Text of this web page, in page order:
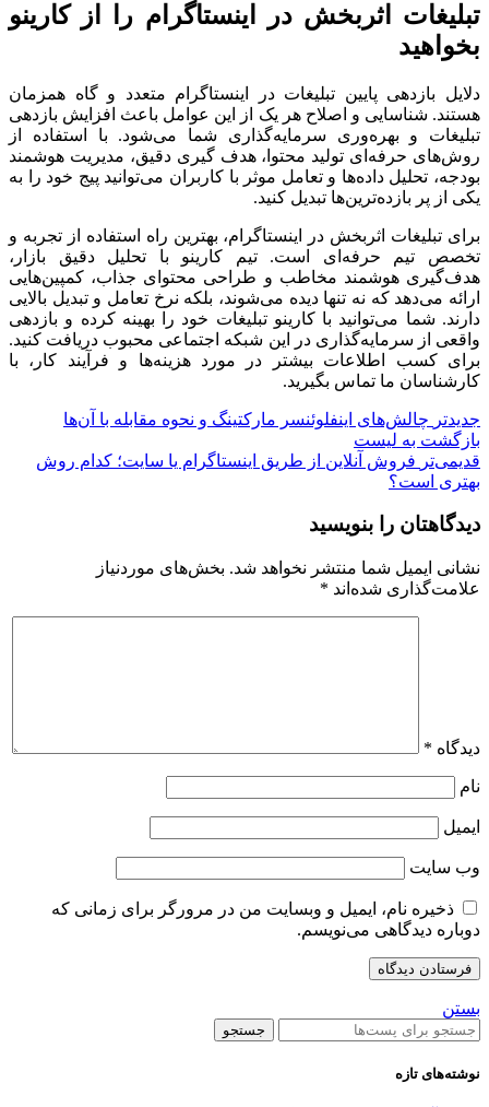
تبلیغات اثربخش در اینستاگرام را از کارینو
بخواهید
دلایل بازدهی پایین تبلیغات در اینستاگرام متعدد و گاه همزمان
هستند. شناسایی و اصلاح هر یک از این عوامل باعث افزایش بازدهی
تبلیغات و بهره‌وری سرمایه‌گذاری شما می‌شود. با استفاده از
روش‌های حرفه‌ای تولید محتوا، هدف ‌گیری دقیق، مدیریت هوشمند
بودجه، تحلیل داده‌ها و تعامل موثر با کاربران می‌توانید پیج خود را به
یکی از پر بازده‌ترین‌ها تبدیل کنید.
برای تبلیغات اثربخش در اینستاگرام، بهترین راه استفاده از تجربه و
تخصص تیم حرفه‌ای است. تیم کارینو با تحلیل دقیق بازار،
هدف‌گیری هوشمند مخاطب و طراحی محتوای جذاب، کمپین‌هایی
ارائه می‌دهد که نه تنها دیده می‌شوند، بلکه نرخ تعامل و تبدیل بالایی
دارند. شما می‌توانید با کارینو تبلیغات خود را بهینه کرده و بازدهی
واقعی از سرمایه‌گذاری در این شبکه اجتماعی محبوب دریافت کنید.
برای کسب اطلاعات بیشتر در مورد هزینه‌ها و فرآیند کار، با
کارشناسان ما تماس بگیرید.
جدیدتر چالش‌های اینفلوئنسر مارکتینگ و نحوه مقابله با آن‌ها
بازگشت به لیست
قدیمی‌تر فروش آنلاین از طریق اینستاگرام یا سایت؛ کدام روش
بهتری است؟
دیدگاهتان را بنویسید
نشانی ایمیل شما منتشر نخواهد شد. بخش‌های موردنیاز
علامت‌گذاری شده‌اند *
دیدگاه *
نام
ایمیل
وب‌ سایت
ذخیره نام، ایمیل و وبسایت من در مرورگر برای زمانی که
دوباره دیدگاهی می‌نویسم.
بستن
جستجو
نوشته‌های تازه